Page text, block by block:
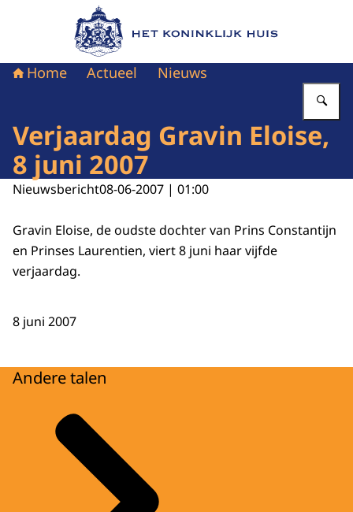
Naar de homepage van Het Koninklijk Huis
Home Actueel Nieuws
Verjaardag Gravin Eloise,
8 juni 2007
Nieuwsbericht08-06-2007 | 01:00
Gravin Eloise, de oudste dochter van Prins Constantijn
en Prinses Laurentien, viert 8 juni haar vijfde
verjaardag.
8 juni 2007
Andere talen